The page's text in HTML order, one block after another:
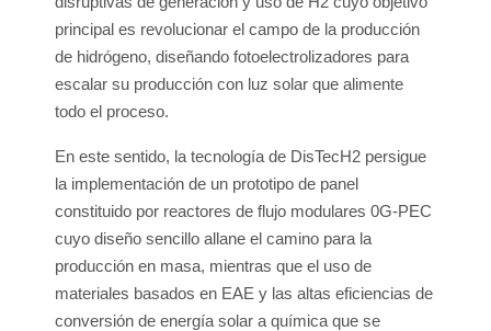
principal es revolucionar el campo de la producción
de hidrógeno, diseñando fotoelectrolizadores para
escalar su producción con luz solar que alimente
todo el proceso.
En este sentido, la tecnología de DisTecH2 persigue
la implementación de un prototipo de panel
constituido por reactores de flujo modulares 0G-PEC
cuyo diseño sencillo allane el camino para la
producción en masa, mientras que el uso de
materiales basados en EAE y las altas eficiencias de
conversión de energía solar a química que se